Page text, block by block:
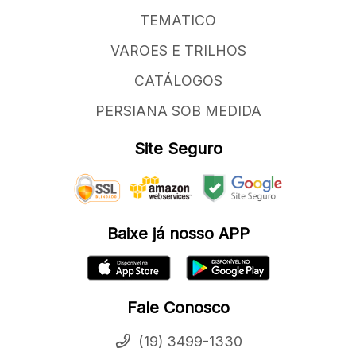
TEMATICO
VAROES E TRILHOS
CATÁLOGOS
PERSIANA SOB MEDIDA
Site Seguro
Baixe já nosso APP
Fale Conosco
(19) 3499-1330